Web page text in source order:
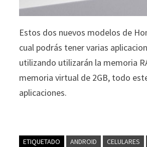
Estos dos nuevos modelos de
cual podrás tener varias
utilizando utilizarán la memoria
memoria virtual de 2GB, todo
aplicaciones.
ETIQUETADO ANDROID CELULARES